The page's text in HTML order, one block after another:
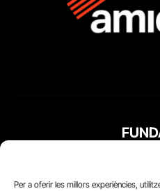
Per a oferir les millors experiències,